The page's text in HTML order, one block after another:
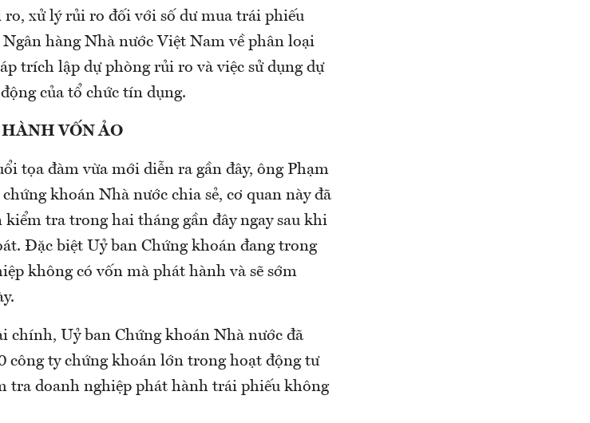
xử lý rủi ro đối với số dư mua trái phiếu
hàng Nhà nước Việt Nam về phân loại
trích lập dự phòng rủi ro và việc sử dụng dự
của tổ chức tín dụng.
VỐN ẢO
tọa đàm vừa mới diễn ra gần đây, ông Phạm
khoán Nhà nước chia sẻ, cơ quan này đã
tra trong hai tháng gần đây ngay sau khi
Đặc biệt Uỷ ban Chứng khoán đang trong
không có vốn mà phát hành và sẽ sớm
chính, Uỷ ban Chứng khoán Nhà nước đã
công ty chứng khoán lớn trong hoạt động tư
tra doanh nghiệp phát hành trái phiếu không